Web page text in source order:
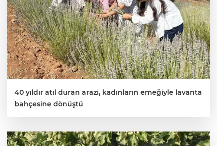
40 yıldır atıl duran arazi, kadınların emeğiyle lavanta
bahçesine dönüştü